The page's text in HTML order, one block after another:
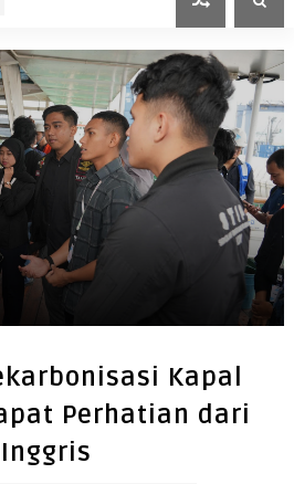
Kapal
Perhatian dari
Inggris